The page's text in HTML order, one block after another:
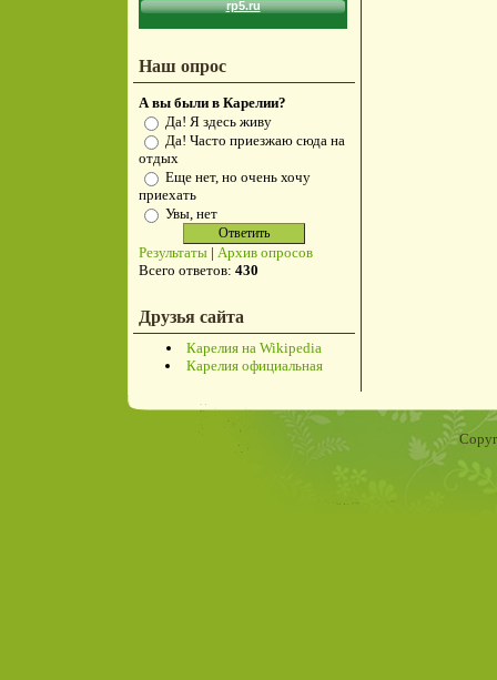
Наш опрос
А вы были в Карелии?
Да! Я здесь живу
Да! Часто приезжаю сюда на
отдых
Еще нет, но очень хочу
приехать
Увы, нет
Результаты | Архив опросов
Всего ответов: 430
Друзья сайта
Карелия на Wikipedia
Карелия официальная